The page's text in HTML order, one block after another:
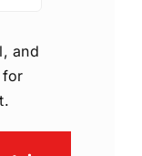
and
for